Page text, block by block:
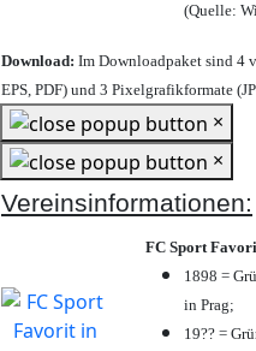
(Quelle:
Download: Im Downloadpaket sind 4
EPS, PDF) und 3 Pixelgrafikformate
×
×
Vereinsinformationen:
FC Sport
1898 =
in Prag;
19?? =